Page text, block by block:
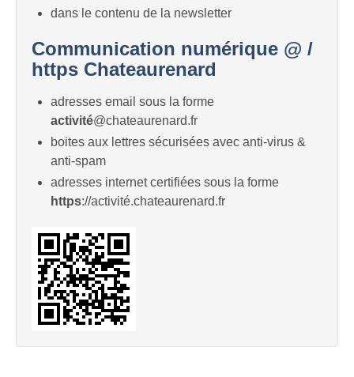
dans le contenu de la newsletter
Communication numérique @ /
https Chateaurenard
adresses email sous la forme
activité@chateaurenard.fr
boites aux lettres sécurisées avec anti-virus &
anti-spam
adresses internet certifiées sous la forme
https://activité.chateaurenard.fr